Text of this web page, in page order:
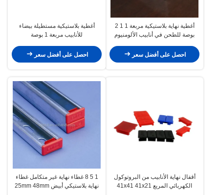
أغطية نهاية بلاستيكية مربعة 1 1 2
بوصة للطحن في أنابيب الألومنيوم
احصل على أفضل سعر
أغطية بلاستيكية مستطيلة بيضاء
للأنابيب مربعة 1 بوصة
احصل على أفضل سعر
أقفال نهاية الأنابيب من البروتوكول
الكهربائي المربع 41x41 41x21
1 5 8 غطاء نهاية غير متكامل غطاء
نهاية بلاستيكي أبيض 25mm 48mm